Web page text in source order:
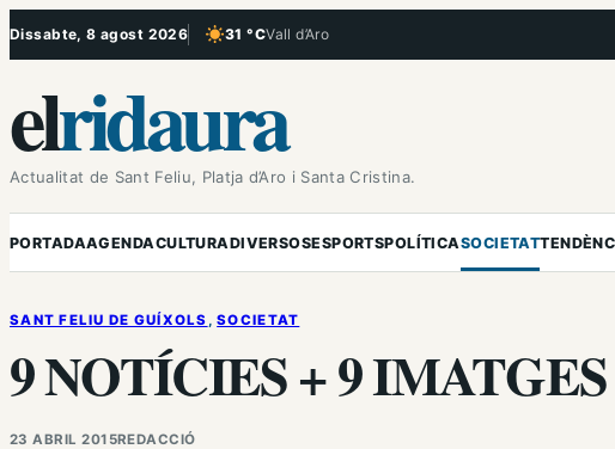
Vés
Dissabte, 8 agost 2026 31 °CVall d’Aro
, Cel serè
elridaura
Actualitat de Sant Feliu, Platja d’Aro i Santa Cristina.
PORTADAAGENDACULTURADIVERSOSESPORTSPOLÍTICASOCIETAT
SANT FELIU DE GUÍXOLS , SOCIETAT
9 NOTÍCIES + 9
23 ABRIL 2015REDACCIÓ